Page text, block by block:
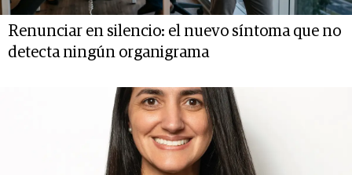
Renunciar en silencio: el nuevo síntoma que no
detecta ningún organigrama